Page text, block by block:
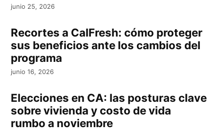
junio 25, 2026
Recortes a CalFresh: cómo proteger
sus beneficios ante los cambios del
programa
junio 16, 2026
Elecciones en CA: las posturas clave
sobre vivienda y costo de vida
rumbo a noviembre